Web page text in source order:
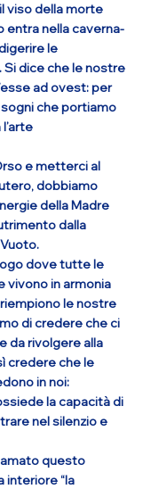
viso della morte
entra nella caverna-
le
Si dice che le nostre
ad ovest: per
che portiamo
e metterci al
dobbiamo
della Madre
dalla
dove tutte le
vivono in armonia
le nostre
di credere che ci
da rivolgere alla
credere che le
in noi:
la capacità di
nel silenzio e
questo
interiore “la